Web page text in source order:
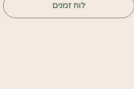
לוח זמנים